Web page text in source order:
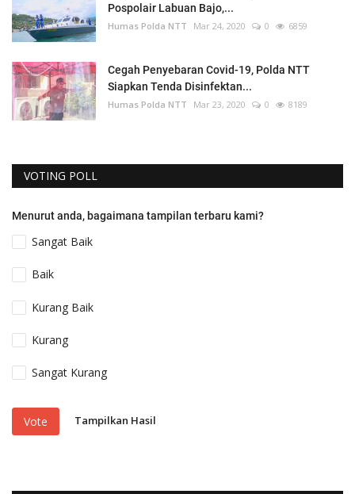
Pospolair Labuan Bajo,...
Humas Polda NTT Mar 24, 2020 0 6859
Cegah Penyebaran Covid-19, Polda NTT
Siapkan Tenda Disinfektan...
Humas Polda NTT Mar 23, 2020 0 8189
VOTING POLL
Menurut anda, bagaimana tampilan terbaru kami?
Sangat Baik
Baik
Kurang Baik
Kurang
Sangat Kurang
Vote Tampilkan Hasil